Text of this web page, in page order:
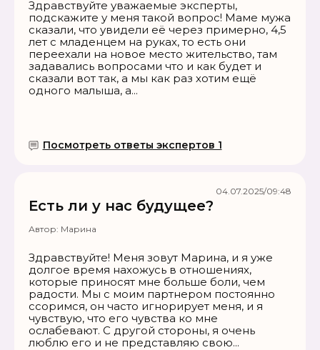
Здравствуйте уважаемые эксперты,
подскажите у меня такой вопрос! Маме мужа
сказали, что увидели её через примерно, 4,5
лет с младенцем на руках, то есть они
переехали на новое место жительство, там
задавались вопросами что и как будет и
сказали вот так, а мы как раз хотим ещё
одного малыша, а...
Посмотреть ответы экспертов 1
Есть ли у нас будущее?
Автор: Марина
Здравствуйте! Меня зовут Марина, и я уже
долгое время нахожусь в отношениях,
которые приносят мне больше боли, чем
радости. Мы с моим партнером постоянно
ссоримся, он часто игнорирует меня, и я
чувствую, что его чувства ко мне
ослабевают. С другой стороны, я очень
люблю его и не представляю свою...
04.07.2025/09:48